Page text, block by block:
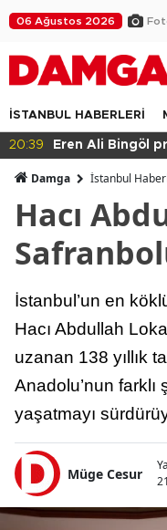
06 Ağustos 2026
İSTANBUL HABERLERİ
20:36 Eğitimde
Damga İstanbul
Hacı
İstanbul’un en
Hacı Abdullah
uzanan 138 yıllık
Anadolu’nun
yaşatmayı
Müge Cesur